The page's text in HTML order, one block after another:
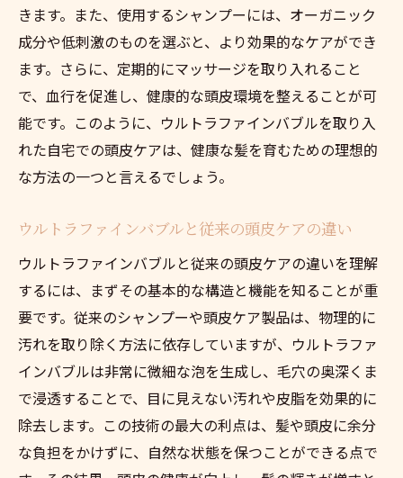
アの新しい形
未来を見据えた頭皮ケア！ウルトラファイ
ンバブルの可能性
南池袋でウルトラファインバブルを体験す
る価値
ウルトラファインバブルが変える頭皮ケア
の未来像
頭皮ケアの新しいスタンダードとしてのウ
ウルトラファインバブルで体感する未来の
頭皮ケア
南池袋で人気頭皮ケアにウルトラファインバブ
ルを取り入れるメリット
ウルトラファインバブルを取り入れること
で得られる頭皮ケアのメリット
南池袋でのウルトラファインバブル活用の
きます。また、使用するシャンプーには、オーガニック
成分や低刺激のものを選ぶと、より効果的なケアができ
ます。さらに、定期的にマッサージを取り入れること
で、血行を促進し、健康的な頭皮環境を整えることが可
能です。このように、ウルトラファインバブルを取り入
れた自宅での頭皮ケアは、健康な髪を育むための理想的
な方法の一つと言えるでしょう。
ウルトラファインバブルと従来の頭皮ケアの違い
ウルトラファインバブルと従来の頭皮ケアの違いを理解
するには、まずその基本的な構造と機能を知ることが重
要です。従来のシャンプーや頭皮ケア製品は、物理的に
汚れを取り除く方法に依存していますが、ウルトラファ
インバブルは非常に微細な泡を生成し、毛穴の奥深くま
で浸透することで、目に見えない汚れや皮脂を効果的に
除去します。この技術の最大の利点は、髪や頭皮に余分
な負担をかけずに、自然な状態を保つことができる点で